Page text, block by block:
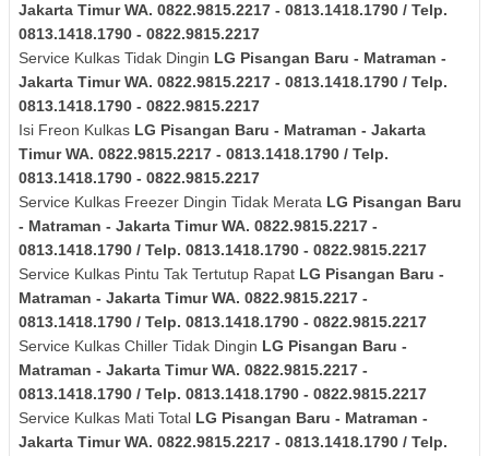
Jakarta TimurWA. 0822.9815.2217 - 0813.1418.1790 / Telp.
0813.1418.1790 - 0822.9815.2217
Service Kulkas Tidak Dingin LG Pisangan Baru - Matraman -
Jakarta TimurWA. 0822.9815.2217 - 0813.1418.1790 / Telp.
0813.1418.1790 - 0822.9815.2217
Isi Freon Kulkas LG Pisangan Baru - Matraman - Jakarta
TimurWA. 0822.9815.2217 - 0813.1418.1790 / Telp.
0813.1418.1790 - 0822.9815.2217
Service Kulkas Freezer Dingin Tidak Merata LG Pisangan Baru
- Matraman - Jakarta TimurWA. 0822.9815.2217 -
0813.1418.1790 / Telp. 0813.1418.1790 - 0822.9815.2217
Service Kulkas Pintu Tak Tertutup Rapat LG Pisangan Baru -
Matraman - Jakarta TimurWA. 0822.9815.2217 -
0813.1418.1790 / Telp. 0813.1418.1790 - 0822.9815.2217
Service Kulkas Chiller Tidak Dingin LG Pisangan Baru -
Matraman - Jakarta TimurWA. 0822.9815.2217 -
0813.1418.1790 / Telp. 0813.1418.1790 - 0822.9815.2217
Service Kulkas Mati Total LG Pisangan Baru - Matraman -
Jakarta TimurWA. 0822.9815.2217 - 0813.1418.1790 / Telp.